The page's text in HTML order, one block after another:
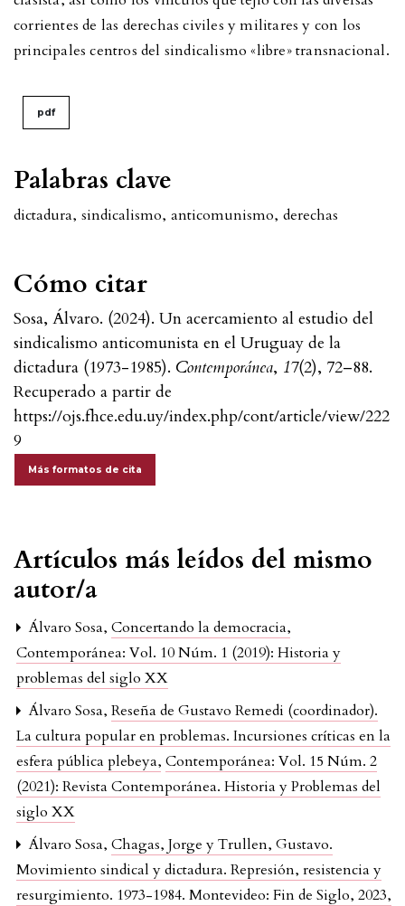
Palabras clave
dictadura, sindicalismo, anticomunismo, derechas
Cómo citar
Sosa, Álvaro. (2024). Un acercamiento al estudio del
sindicalismo anticomunista en el Uruguay de la
dictadura (1973-1985). Contemporánea, 17(2), 72–88.
Recuperado a partir de
https://ojs.fhce.edu.uy/index.php/cont/article/view/222
9
Más formatos de cita
corrientes de las derechas civiles y militares y con los
principales centros del sindicalismo «libre» transnacional.
pdf
Artículos más leídos del mismo
autor/a
Álvaro Sosa, Concertando la democracia,
Contemporánea: Vol. 10 Núm. 1 (2019): Historia y
problemas del siglo XX
Álvaro Sosa, Reseña de Gustavo Remedi (coordinador).
La cultura popular en problemas. Incursiones críticas en la
esfera pública plebeya, Contemporánea: Vol. 15 Núm. 2
(2021): Revista Contemporánea. Historia y Problemas del
siglo XX
Álvaro Sosa, Chagas, Jorge y Trullen, Gustavo.
Movimiento sindical y dictadura. Represión, resistencia y
resurgimiento. 1973-1984. Montevideo: Fin de Siglo, 2023,